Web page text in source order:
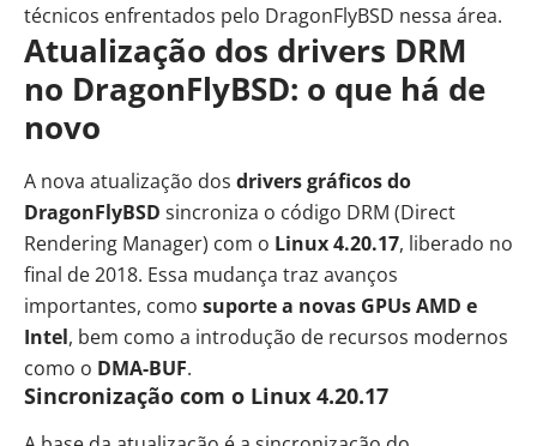
técnicos enfrentados pelo DragonFlyBSD nessa área.
Atualização dos drivers DRM
no DragonFlyBSD: o que há de
novo
A nova atualização dos drivers gráficos do
DragonFlyBSD sincroniza o código DRM (Direct
Rendering Manager) com o Linux 4.20.17, liberado no
final de 2018. Essa mudança traz avanços
importantes, como suporte a novas GPUsAMD e
Intel, bem como a introdução de recursos modernos
como o DMA-BUF.
Sincronização com o Linux 4.20.17